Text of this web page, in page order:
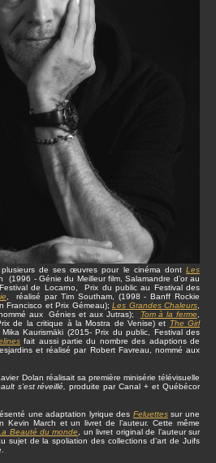
de ses œuvres pour le cinéma dont Les
(1996 - Génie du Meilleur film, Salamandre d’or au
de Locarno, Prix du public au Festival des
, réalisé par Tim Southam, (1998 - Banff Rockie
Francisco et Prix Gémeau); Les Grandes Chaleurs
aux Génies et aux Jutras);
Tom à la ferme
de la critique à la Mostra de Venise) et The Girl
Kaurismäki (2015- Prix du public, Festival des
fait aussi partie du nombre des adaptions de
et réalisé par Robert Favreau, nommé aux
Dolan réalisait sa première minisérie télévisuelle
s’est réveillé,produite par Canal + et Québécor
une adaptation lyrique des Feluettessur une
Kevin March et un livret de l’auteur. Cette même
Beauté du monde
, un livret original de l’auteur sur
sujet de la spoliation des collections d’art de Juifs